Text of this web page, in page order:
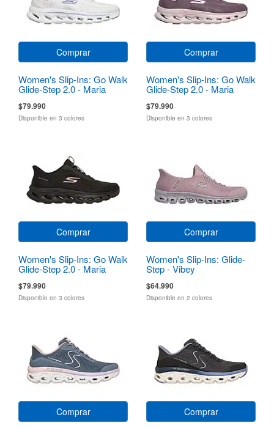
Comprar
Women's Slip-Ins: Go Walk
Glide-Step 2.0 - Maria
$79.990
Disponible en 3 colores
Comprar
Women's Slip-Ins: Go Walk
Glide-Step 2.0 - Maria
$79.990
Disponible en 3 colores
Comprar
Women's Slip-Ins: Go Walk
Glide-Step 2.0 - Maria
$79.990
Disponible en 3 colores
Comprar
Women's Slip-Ins: Glide-
Step - Vibey
$64.990
Disponible en 2 colores
Comprar Comprar